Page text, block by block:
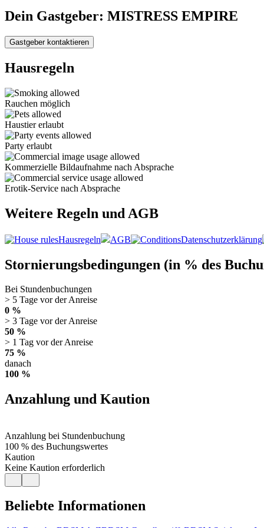
Dein Gastgeber: MISTRESS EMPIRE
Gastgeber kontaktieren
Hausregeln
Rauchen möglich
Haustier erlaubt
Party erlaubt
Kommerzielle Bildaufnahme nach Absprache
Erotik-Service nach Absprache
Weitere Regeln und AGB
Hausregeln AGB Datenschutzerklärung
Stornierungsbedingungen (in % des
Bei Stundenbuchungen
> 5 Tage vor der Anreise
0 %
> 3 Tage vor der Anreise
50 %
> 1 Tag vor der Anreise
75 %
danach
100 %
Anzahlung und Kaution
Anzahlung bei Stundenbuchung
100 % des Buchungswertes
Kaution
Keine Kaution erforderlich
Beliebte Informationen